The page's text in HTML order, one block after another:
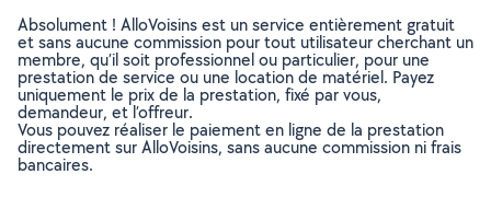
Absolument ! AlloVoisins est un service entièrement gratuit
et sans aucune commission pour tout utilisateur cherchant un
membre, qu’il soit professionnel ou particulier, pour une
prestation de service ou une location de matériel. Payez
uniquement le prix de la prestation, fixé par vous,
demandeur, et l’offreur.
Vous pouvez réaliser le paiement en ligne de la prestation
directement sur AlloVoisins, sans aucune commission ni frais
bancaires.